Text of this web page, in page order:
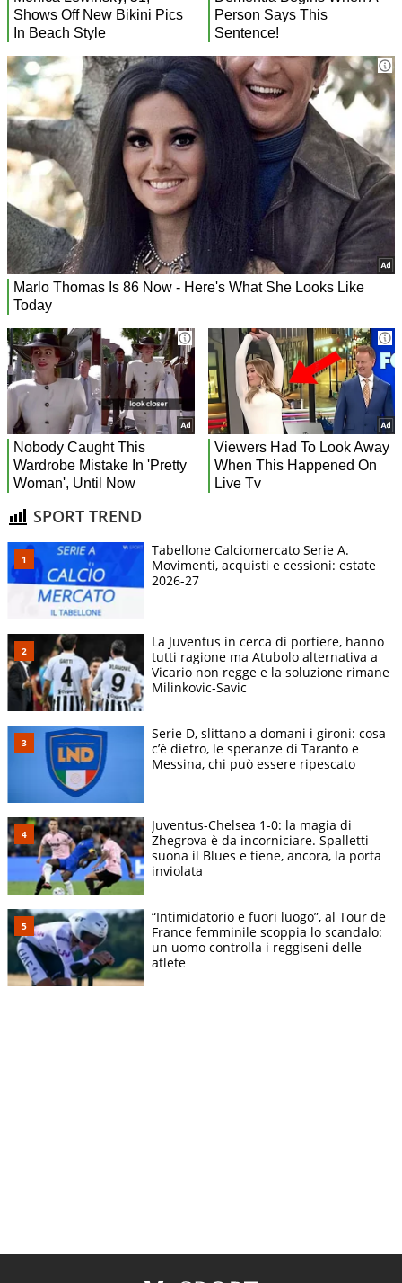
SPORT TREND
Tabellone Calciomercato Serie A.
Movimenti, acquisti e cessioni: estate
2026-27
La Juventus in cerca di portiere, hanno
tutti ragione ma Atubolo alternativa a
Vicario non regge e la soluzione rimane
Milinkovic-Savic
Serie D, slittano a domani i gironi: cosa
c’è dietro, le speranze di Taranto e
Messina, chi può essere ripescato
Juventus-Chelsea 1-0: la magia di
Zhegrova è da incorniciare. Spalletti
suona il Blues e tiene, ancora, la porta
inviolata
“Intimidatorio e fuori luogo”, al Tour de
France femminile scoppia lo scandalo:
un uomo controlla i reggiseni delle
atlete